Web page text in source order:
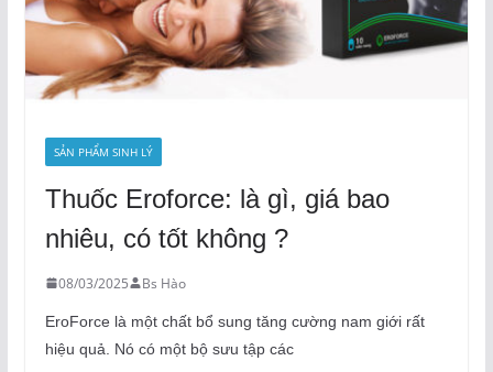
SẢN PHẨM SINH LÝ
Thuốc Eroforce: là gì, giá bao
nhiêu, có tốt không ?
08/03/2025 Bs Hào
EroForce là một chất bổ sung tăng cường nam giới rất
hiệu quả. Nó có một bộ sưu tập các